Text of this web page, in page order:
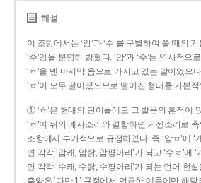
해설
이 조항에서는 ‘암’과 ‘수’를 구별하여 쓸 때의
‘수’임을 분명히 밝혔다. ‘암’과 ‘수’는 역사적으
‘ㅎ’을 맨 마지막 음으로 가지고 있는 말이었으
‘ㅎ’이 모두 떨어졌으므로 떨어진 형태를 기본
① ‘ㅎ’은 현대의 단어들에도 그 발음의 흔적이
‘ㅎ’이 뒤의 예사소리와 결합하면 거센소리로
조항에서 부가적으로 규정하였다. 즉 ‘암ㅎ’에 ‘
면 각각 ‘암캐, 암탉, 암평아리’가 되고 ‘수ㅎ’에
면 각각 ‘수캐, 수탉, 수평아리’가 되는 언어 현
축약은 ‘다만 1’ 규정에서 언급한 예들에만 해당